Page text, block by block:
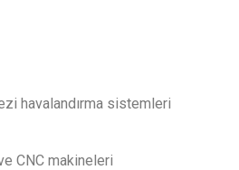
havalandırma sistemleri
CNC makineleri